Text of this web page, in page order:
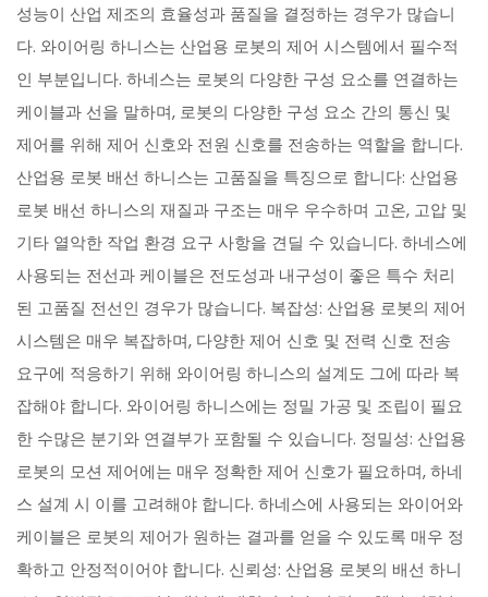
성능이 산업 제조의 효율성과 품질을 결정하는 경우가 많습니
다. 와이어링 하니스는 산업용 로봇의 제어 시스템에서 필수적
인 부분입니다. 하네스는 로봇의 다양한 구성 요소를 연결하는
케이블과 선을 말하며, 로봇의 다양한 구성 요소 간의 통신 및
제어를 위해 제어 신호와 전원 신호를 전송하는 역할을 합니다.
산업용 로봇 배선 하니스는 고품질을 특징으로 합니다: 산업용
로봇 배선 하니스의 재질과 구조는 매우 우수하며 고온, 고압 및
기타 열악한 작업 환경 요구 사항을 견딜 수 있습니다. 하네스에
사용되는 전선과 케이블은 전도성과 내구성이 좋은 특수 처리
된 고품질 전선인 경우가 많습니다. 복잡성: 산업용 로봇의 제어
시스템은 매우 복잡하며, 다양한 제어 신호 및 전력 신호 전송
요구에 적응하기 위해 와이어링 하니스의 설계도 그에 따라 복
잡해야 합니다. 와이어링 하니스에는 정밀 가공 및 조립이 필요
한 수많은 분기와 연결부가 포함될 수 있습니다. 정밀성: 산업용
로봇의 모션 제어에는 매우 정확한 제어 신호가 필요하며, 하네
스 설계 시 이를 고려해야 합니다. 하네스에 사용되는 와이어와
케이블은 로봇의 제어가 원하는 결과를 얻을 수 있도록 매우 정
확하고 안정적이어야 합니다. 신뢰성: 산업용 로봇의 배선 하니